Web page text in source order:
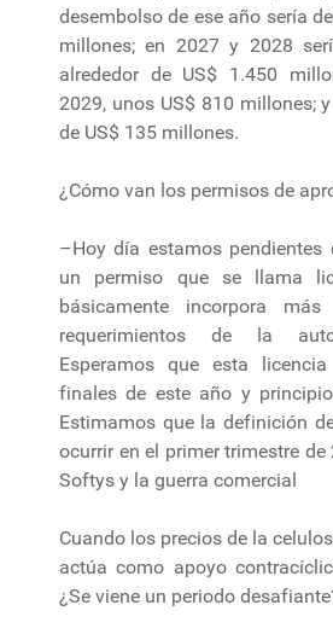
desembolso de ese año sería
millones; en 2027 y 2028
alrededor de US$ 1.450
2029, unos US$ 810 millones;
de US$ 135 millones.
¿Cómo van los permisos de
–Hoy día estamos pendientes
un permiso que se llama
básicamente incorpora
requerimientos de la
Esperamos que esta
finales de este año y
Estimamos que la definición
ocurrir en el primer trimestre
Softys y la guerra comercial
Cuando los precios de la
actúa como apoyo
¿Se viene un periodo